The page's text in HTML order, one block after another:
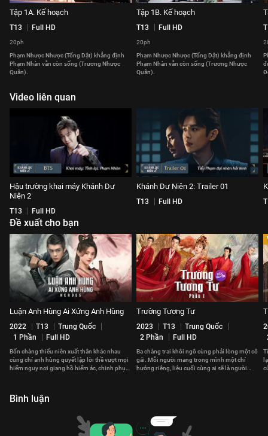
Tập 1A. Kế hoạch
T13 Full HD
20ph
Phạm Nhược Nhược (Tống Dật) khẳng định
Phạm Nhàn vẫn còn sống (Trương Nhược
Quân).
Tập 1B. Kế hoạch
T13 Full HD
20ph
Phạm Nhược Nhược (Tống Dật) khẳng định
Phạm Nhàn vẫn còn sống (Trương Nhược
Quân).
Video liên quan
Hậu trường khai máy Khánh Dư
Niên 2
T13 Full HD
Khánh Dư Niên 2: Trailer 01
T13 Full HD
Đề xuất cho bạn
Luận Anh Hùng Ai Xứng Anh Hùng
2022 T13
Trung Quốc
1 Phần
Full HD
Bốn chàng thiếu niên xuất thân khác nhau
cùng chí anh hùng quyết lập lời thề vượt mọi
hiểm nguy nơi giang hồ hiểm ác, chinh phục
Trường Tương Tư
2023 T13
Trung Quốc
2 Phần
Full HD
Ba chàng trai khôi ngô cùng phải lòng một cô
gái. Mỗi người mang trong mình một chí
hướng riêng, liệu cuối cùng ai sẽ là người
Bình luận